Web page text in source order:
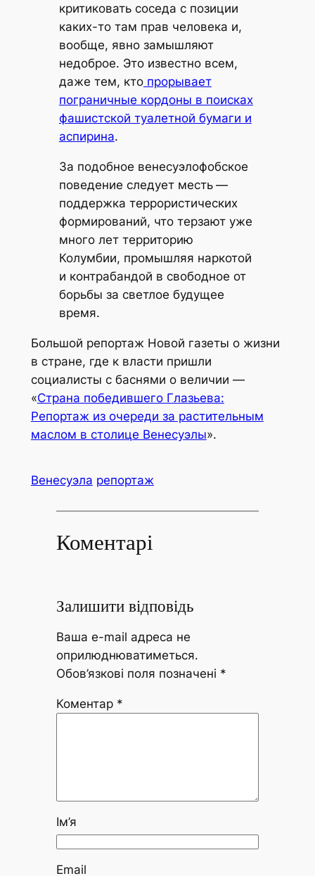
критиковать соседа с позиции
каких-то там прав человека и,
вообще, явно замышляют
недоброе. Это известно всем,
даже тем, ктопрорывает
пограничные кордоны в поисках
фашистской туалетной бумаги и
аспирина.
За подобное венесуэлофобское
поведение следует месть —
поддержка террористических
формирований, что терзают уже
много лет территорию
Колумбии, промышляя наркотой
и контрабандой в свободное от
борьбы за светлое будущее
время.
Большой репортаж Новой газеты о жизни
в стране, где к власти пришли
социалисты с баснями о величии —
«Страна победившего Глазьева:
Репортаж из очереди за растительным
маслом в столице Венесуэлы».
Венесуэла репортаж
Коментарі
Залишити відповідь
Ваша e-mail адреса не
оприлюднюватиметься.
Обов’язкові поля позначені *
Коментар *
Ім’я
Email